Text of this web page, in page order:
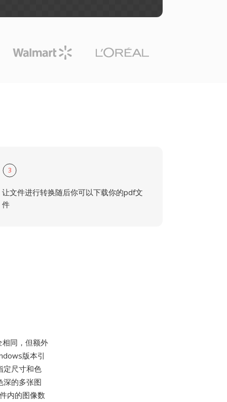
3
让文件进行转换随后你可以下载你的pdf文
件
同，但额外
版本引
定尺寸和色
深的多张图
内的图像数